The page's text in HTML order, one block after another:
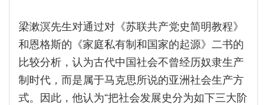
梁漱溟先生对通过对《苏联共产党史简明教程》
和恩格斯的《家庭私有制和国家的起源》二书的
比较分析，认为古代中国社会不曾经历奴隶生产
制时代，而是属于马克思所说的亚洲社会生产方
式。因此，他认为“把社会发展史分为如下三大阶